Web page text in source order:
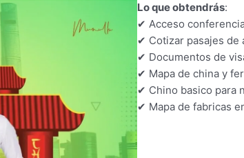
Lo que obtendrás:
✔ Acceso
✔ Cotizar pasajes de
✔ Documentos de
✔ Mapa de china y
✔ Chino basico para
✔ Mapa de fabricas